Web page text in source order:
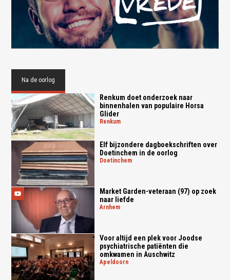
Na de oorlog
Renkum doet onderzoek naar
binnenhalen van populaire Horsa
Glider
renkum
Elf bijzondere dagboekschriften over
Doetinchem in de oorlog
doetinchem
Market Garden-veteraan (97) op zoek
naar liefde
arnhem
Voor altijd een plek voor Joodse
psychiatrische patiënten die
omkwamen in Auschwitz
apeldoorn